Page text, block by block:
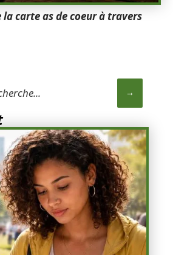
carte as de coeur à travers